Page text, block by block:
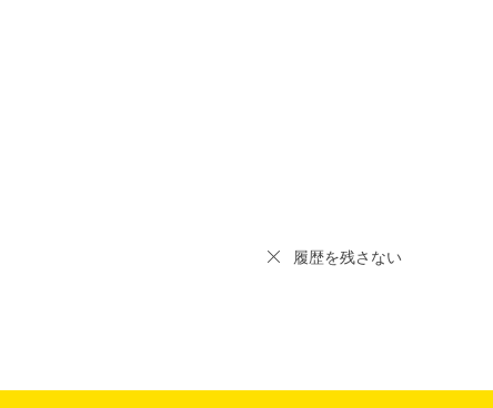
履歴を残さない